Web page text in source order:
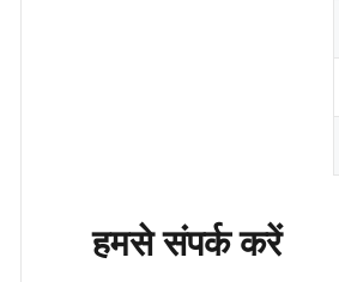
हमसे संपर्क करें